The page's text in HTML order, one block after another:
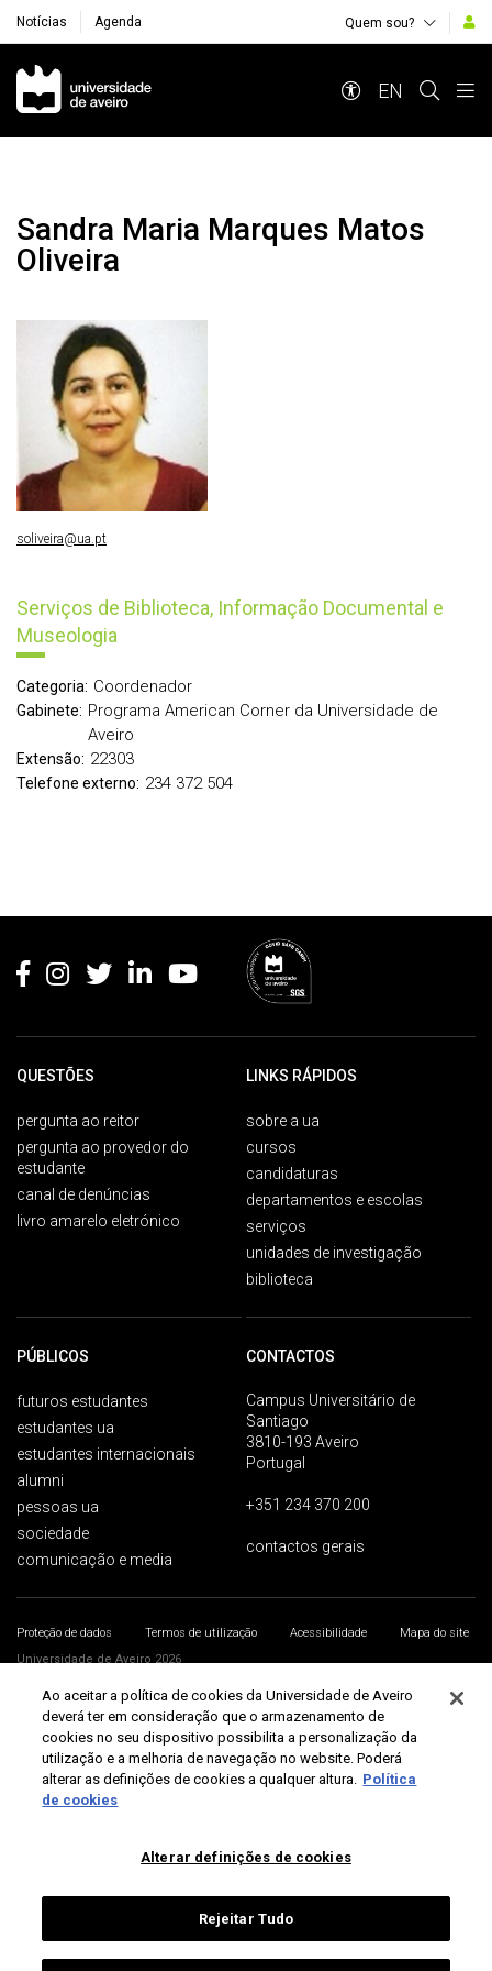
Notícias Agenda Quem sou?
Navegação Principal
EN
Sandra Maria Marques Matos
Oliveira
Serviços de Biblioteca, Informação Documental e
Museologia
Categoria: Coordenador
Gabinete: Programa American Corner da Universidade de
Aveiro
Extensão: 22303
Telefone externo: 234 372 504
soliveira@ua.pt
QUESTÕES
pergunta ao reitor
pergunta ao provedor do
estudante
canal de denúncias
livro amarelo eletrónico
LINKS RÁPIDOS
sobre a ua
cursos
candidaturas
departamentos e escolas
serviços
unidades de investigação
biblioteca
PÚBLICOS
futuros estudantes
estudantes ua
estudantes internacionais
alumni
pessoas ua
sociedade
comunicação e media
CONTACTOS
Campus Universitário de
Santiago
3810-193 Aveiro
Portugal
+351 234 370 200
contactos gerais
Proteção de dados Termos de utilização Acessibilidade
Mapa do site
Universidade de Aveiro 2026
Ao aceitar a política de cookies da Universidade de Aveiro
deverá ter em consideração que o armazenamento de
cookies no seu dispositivo possibilita a personalização da
utilização e a melhoria de navegação no website. Poderá
alterar as definições de cookies a qualquer altura. Política
de cookies
Alterar definições de cookies
Rejeitar Tudo